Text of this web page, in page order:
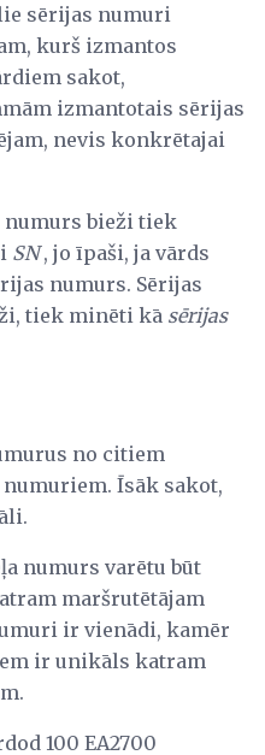
sērijas numuri
kurš izmantos
sakot,
izmantotais sērijas
nevis konkrētajai
bieži tiek
SN, jo īpaši, ja vārds
numurs. Sērijas
tiek minēti kā sērijas
no citiem
Īsāk sakot,
numurs varētu būt
maršrutētājam
ir vienādi, kamēr
ir unikāls katram
100 EA2700